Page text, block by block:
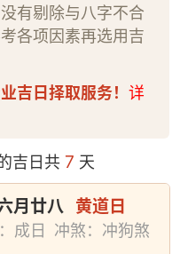
有剔除与八字不合
各项因素再选用吉
吉日择取服务！ 详
吉日共7 天
月廿八 黄道日
成日
冲煞：冲狗煞